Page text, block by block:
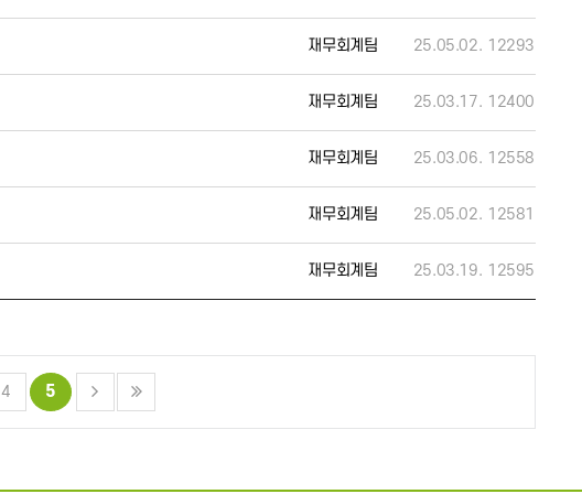
재무회계팀 25.05.02. 12293
재무회계팀 25.03.17. 12400
재무회계팀 25.03.06. 12558
재무회계팀 25.05.02. 12581
재무회계팀 25.03.19. 12595
4 5